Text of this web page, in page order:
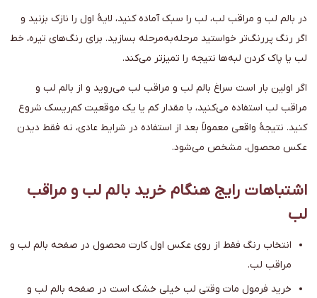
در بالم لب و مراقب لب، لب را سبک آماده کنید، لایهٔ اول را نازک بزنید و
اگر رنگ پررنگ‌تر خواستید مرحله‌به‌مرحله بسازید. برای رنگ‌های تیره، خط
لب یا پاک کردن لبه‌ها نتیجه را تمیزتر می‌کند.
اگر اولین بار است سراغ بالم لب و مراقب لب می‌روید و از بالم لب و
مراقب لب استفاده می‌کنید، با مقدار کم یا یک موقعیت کم‌ریسک شروع
کنید. نتیجهٔ واقعی معمولاً بعد از استفاده در شرایط عادی، نه فقط دیدن
عکس محصول، مشخص می‌شود.
اشتباهات رایج هنگام خرید بالم لب و مراقب
لب
انتخاب رنگ فقط از روی عکس اول کارت محصول در صفحه بالم لب و
مراقب لب.
خرید فرمول مات وقتی لب خیلی خشک است در صفحه بالم لب و